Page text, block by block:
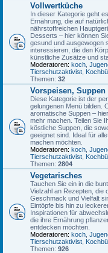
Vollwertküche
In dieser Kategorie geht
Ernährung, die auf
nährstoffreichen
Desserts – hier können
gesund und ausgewogen
interessieren, die den
künstliche Zusätze und
Moderatoren: koch
Tierschutzaktivist
Themen: 32
Vorspeisen, Suppen
Diese Kategorie ist der
gelungenen Menü bilden.
aromatische Suppen –
mehr machen. Teilen Sie
köstliche Suppen, die
geeignet sind. Ideal für
machen möchten.
Moderatoren: koch
Tierschutzaktivist
Themen: 2804
Vegetarisches
Tauchen Sie ein in die
Vielzahl an Rezepten, die
Geschmack und Vielfalt
Eintöpfe bis hin zu
Inspirationen für
die ihre Ernährung
entdecken möchten.
Moderatoren: koch
Tierschutzaktivist
Themen: 926